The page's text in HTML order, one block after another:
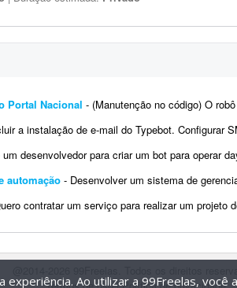
Portal Nacional - (Manutenção no código) O robô atualmente acessa o Portal
instalação de e-mail do Typebot. Configurar SMTP, validar o envio de
para criar um bot para operar day trade na B3. O robô deve ser
automação - Desenvolver um sistema de gerenciamento (editor completo) para
contratar um serviço para realizar um projeto de automação para
Ao utilizar a 99Freelas, você